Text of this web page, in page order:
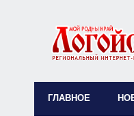
ГЛАВНОЕ